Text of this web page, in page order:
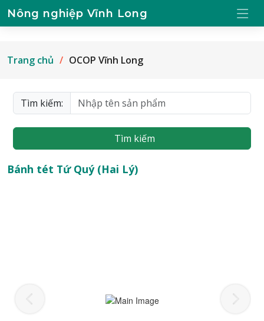
Nông nghiệp Vĩnh Long
Trang chủ OCOP Vĩnh Long
Tìm kiếm:
Tìm kiếm
Bánh tét Tứ Quý (Hai Lý)